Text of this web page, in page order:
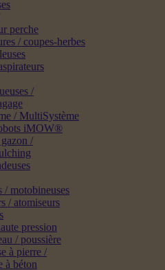
perche
/ coupes-herbes
/
/ MultiSystème
iMOW®
/
/ motobineuses
/ atomiseurs
pression
/ poussière
à pierre /
à béton